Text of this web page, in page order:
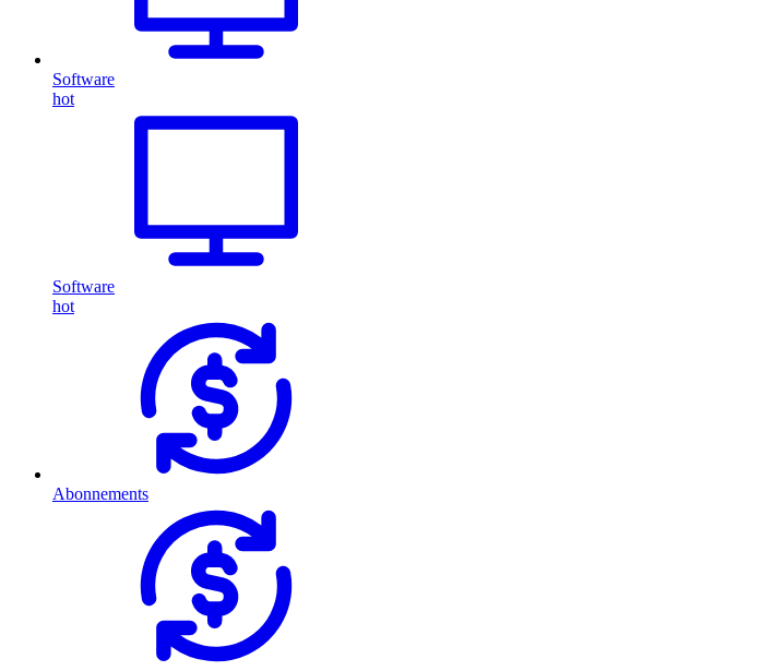
Software
hot
Software
hot
Abonnements